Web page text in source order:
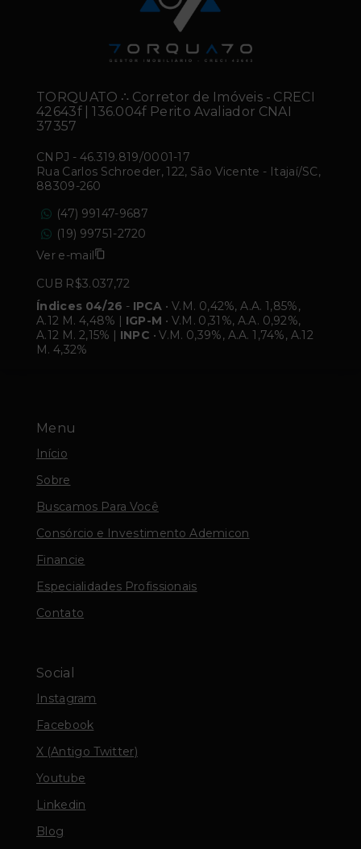
Menu
Início
Sobre
Buscamos Para Você
Consórcio e Investimento Ademicon
Financie
Especialidades Profissionais
Contato
Social
Instagram
Facebook
X (Antigo Twitter)
Youtube
Linkedin
Blog
TORQUATO ∴ Corretor de Imóveis - CRECI
42643f | 136.004f Perito Avaliador CNAI
37357
CNPJ - 46.319.819/0001-17
Rua Carlos Schroeder, 122, São Vicente - Itajaí/SC,
88309-260
(47) 99147-9687
(19) 99751-2720
Ver e-mail
CUB R$3.037,72
Índices 04/26 - IPCA • V.M. 0,42%, A.A. 1,85%,
A.12 M. 4,48% | IGP-M • V.M. 0,31%, A.A. 0,92%,
A.12 M. 2,15% | INPC • V.M. 0,39%, A.A. 1,74%, A.12
M. 4,32%